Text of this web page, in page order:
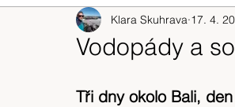
Edinburgh
zivot v UK osobni nazory
Vodopády a
Klara Skuhrava 17. 4.
Tři dny okolo Bali,